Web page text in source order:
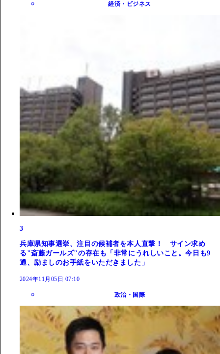
経済・ビジネス
3
兵庫県知事選挙、注目の候補者を本人直撃！ サイン求め
る"斎藤ガールズ"の存在も「非常にうれしいこと。今日も9
通、励ましのお手紙をいただきました」
2024年11月05日 07:10
政治・国際